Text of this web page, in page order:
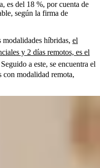
es del 18 %, por cuenta de
según la firma de
modalidades híbridas, el
y 2 días remotos, es el
a este, se encuentra el
con modalidad remota,